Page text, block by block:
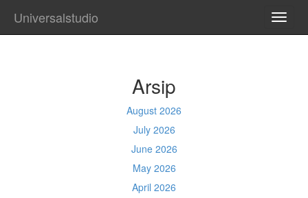
Universalstudio
Arsip
August 2026
July 2026
June 2026
May 2026
April 2026